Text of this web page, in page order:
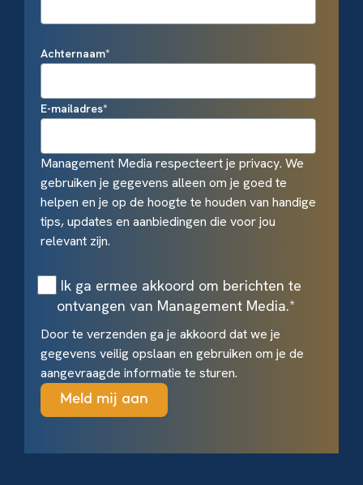
Achternaam*
E-mailadres*
Management Media respecteert je privacy. We
gebruiken je gegevens alleen om je goed te
helpen en je op de hoogte te houden van handige
tips, updates en aanbiedingen die voor jou
relevant zijn.
Ik ga ermee akkoord om berichten te
ontvangen van Management Media.*
Door te verzenden ga je akkoord dat we je
gegevens veilig opslaan en gebruiken om je de
aangevraagde informatie te sturen.